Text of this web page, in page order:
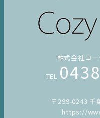
株式会社コ
TEL
〒299-0243 千
https://